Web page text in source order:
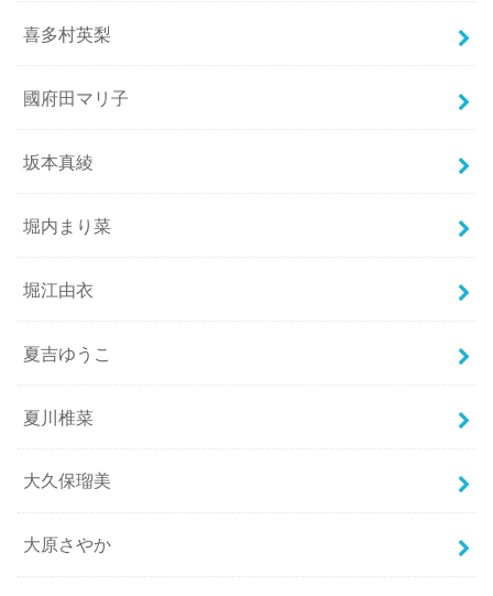
喜多村英梨
國府田マリ子
坂本真綾
堀内まり菜
堀江由衣
夏吉ゆうこ
夏川椎菜
大久保瑠美
大原さやか